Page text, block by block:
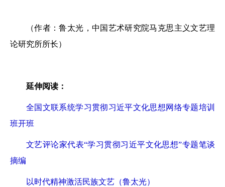
（作者：鲁太光，中国艺术研究院马克思主义文艺理
论研究所所长）
延伸阅读：
全国文联系统学习贯彻习近平文化思想网络专题培训
班开班
文艺评论家代表“学习贯彻习近平文化思想”专题笔谈
摘编
以时代精神激活民族文艺（鲁太光）